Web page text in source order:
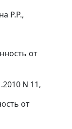
Р.Р.,
от
N 11,
от